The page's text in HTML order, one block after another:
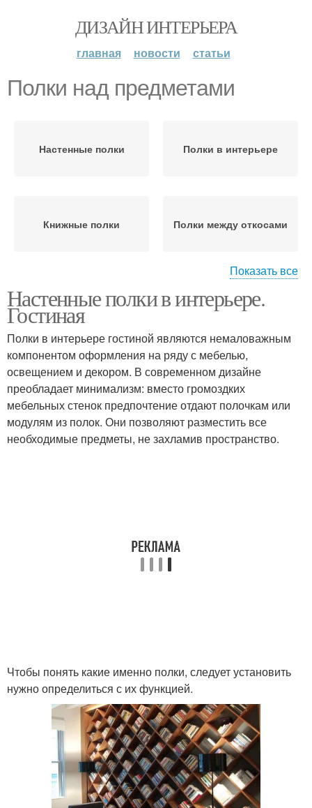
ДИЗАЙН ИНТЕРЬЕРА
главная новости статьи
Полки над предметами
Настенные полки Полки в интерьере
Книжные полки Полки между откосами
нишах
Полки в стену
Оригинальные полки Полки на стену
Показать все
Настенные полки в интерьере.
Гостиная
Полки в интерьере гостиной являются немаловажным
компонентом оформления на ряду с мебелью,
освещением и декором. В современном дизайне
преобладает минимализм: вместо громоздких
мебельных стенок предпочтение отдают полочкам или
модулям из полок. Они позволяют разместить все
необходимые предметы, не захламив пространство.
Чтобы понять какие именно полки, следует установить
нужно определиться с их функцией.